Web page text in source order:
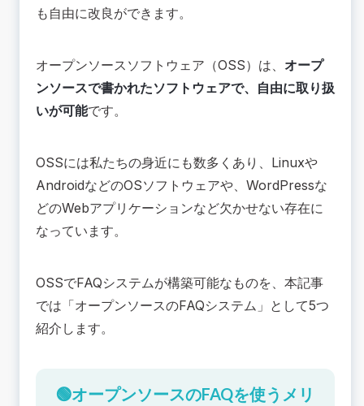
も自由に改良ができます。
オープンソースソフトウェア（OSS）は、 オープ
ンソースで書かれたソフトウェアで、自由に取り扱
いが可能です。
OSSには私たちの身近にも数多くあり、Linuxや
AndroidなどのOSソフトウェアや、WordPressな
どのWebアプリケーションなど欠かせない存在に
なっています。
OSSでFAQシステムが構築可能なものを、本記事
では「オープンソースのFAQシステム」として5つ
紹介します。
🟢オープンソースのFAQを使うメリ